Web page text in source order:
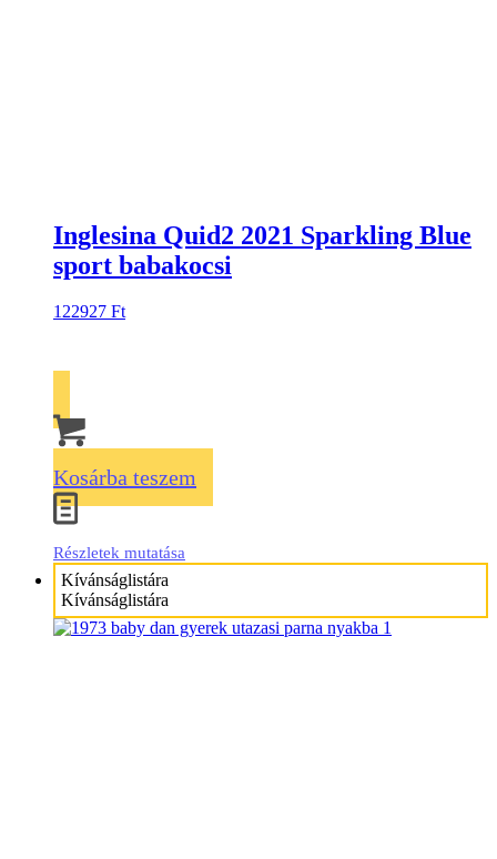
Inglesina Quid2 2021 Sparkling Blue
sport babakocsi
122927 Ft
Kosárba teszem
Részletek mutatása
Kívánságlistára
Kívánságlistára